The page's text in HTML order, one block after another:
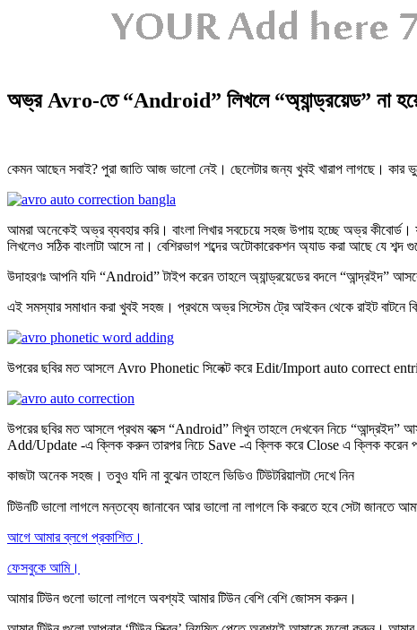
অভ্র Avro-তে “Android” লিখলে “অ্যান্ড্রয়েড” না
কেমন আছেন সবাই? পুরা জাতি আজ ভালো নেই। ছেলেটার জন্য খুবই খারাপ লাগছে। কার
আমরা অনেকেই অভ্র ব্যবহার করি। বাংলা লিখার সবচেয়ে সহজ উপায় হচ্ছে অভ্র
লিখলেও সঠিক বাংলাটা আসে না। বেশিরভাগ শব্দের অটোকারেকশন অ্যাড করা আছে যে
উদাহরণঃ আপনি যদি “Android” টাইপ করেন তাহলে অ্যান্ড্রয়েডের বদলে “আন্দ্রইদ”
এই সমস্যার সমাধান করা খুবই সহজ। প্রথমে অভ্র সিস্টেম ট্রে আইকন থেকে রাইট
উপরের ছবির মত আসলে Avro Phonetic সিলেক্ট করে Edit/Import auto correct
উপরের ছবির মত আসলে প্রথম বক্সে “Android” লিখুন তাহলে দেখবেন নিচে “আন্দ্রইদ”
Add/Update -এ ক্লিক করুন তারপর নিচে Save -এ ক্লিক করে Close এ ক্লিক করেন
কাজটা অনেক সহজ। তবুও যদি না বুঝেন তাহলে ভিডিও টিউটরিয়ালটা দেখে নিন
টিউনটি ভালো লাগলে মন্তব্যে জানাবেন আর ভালো না লাগলে কি করতে হবে সেটা
আগে আমার ব্লগে প্রকাশিত।
ফেসবুকে আমি।
আমার টিউন গুলো ভালো লাগলে অবশ্যই আমার টিউন বেশি বেশিজোসস করুন।